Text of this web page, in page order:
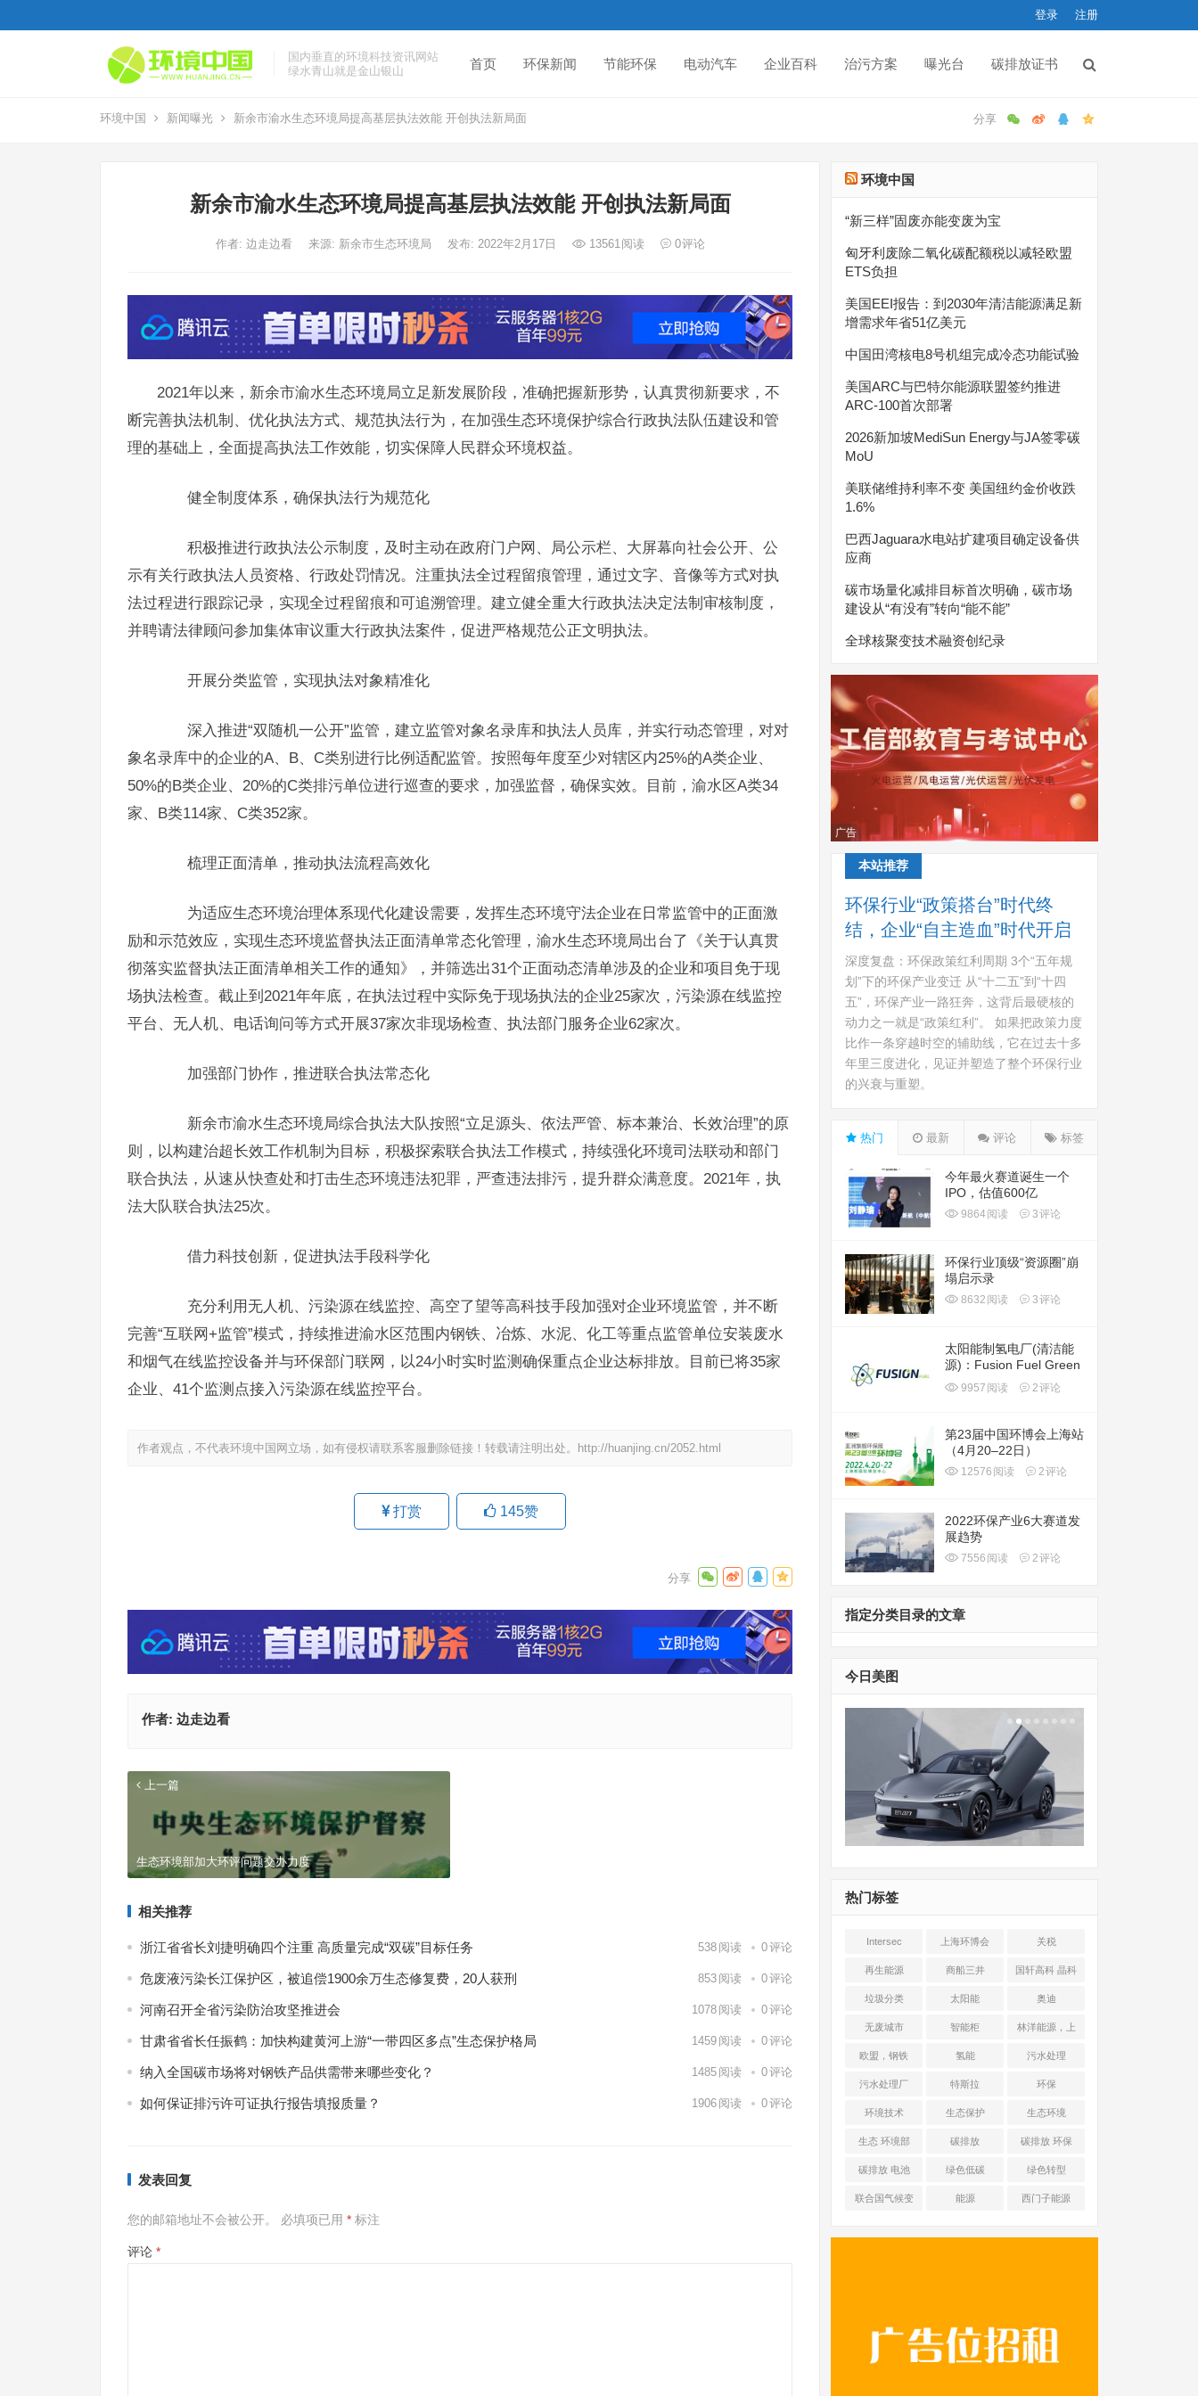
登录 注册
国内垂直的环境科技资讯网站
绿水青山就是金山银山
首页 环保新闻 节能环保 电动汽车 企业百科 治污方案 曝光台 碳排放证书
环境中国 新闻曝光 新余市渝水生态环境局提高基层执法效能 开创执法新局面
新余市渝水生态环境局提高基层执法效能 开创执法新局面
作者: 边走边看 来源: 新余市生态环境局 发布: 2022年2月17日 13561阅读 0评论
2021年以来，新余市渝水生态环境局立足新发展阶段，准确把握新形势，认真贯彻新要求，不
断完善执法机制、优化执法方式、规范执法行为，在加强生态环境保护综合行政执法队伍建设和管
理的基础上，全面提高执法工作效能，切实保障人民群众环境权益。
健全制度体系，确保执法行为规范化
积极推进行政执法公示制度，及时主动在政府门户网、局公示栏、大屏幕向社会公开、公
示有关行政执法人员资格、行政处罚情况。注重执法全过程留痕管理，通过文字、音像等方式对执
法过程进行跟踪记录，实现全过程留痕和可追溯管理。建立健全重大行政执法决定法制审核制度，
并聘请法律顾问参加集体审议重大行政执法案件，促进严格规范公正文明执法。
开展分类监管，实现执法对象精准化
深入推进“双随机一公开”监管，建立监管对象名录库和执法人员库，并实行动态管理，对对
象名录库中的企业的A、B、C类别进行比例适配监管。按照每年度至少对辖区内25%的A类企业、
50%的B类企业、20%的C类排污单位进行巡查的要求，加强监督，确保实效。目前，渝水区A类34
家、B类114家、C类352家。
梳理正面清单，推动执法流程高效化
为适应生态环境治理体系现代化建设需要，发挥生态环境守法企业在日常监管中的正面激
励和示范效应，实现生态环境监督执法正面清单常态化管理，渝水生态环境局出台了《关于认真贯
彻落实监督执法正面清单相关工作的通知》，并筛选出31个正面动态清单涉及的企业和项目免于现
场执法检查。截止到2021年年底，在执法过程中实际免于现场执法的企业25家次，污染源在线监控
平台、无人机、电话询问等方式开展37家次非现场检查、执法部门服务企业62家次。
加强部门协作，推进联合执法常态化
新余市渝水生态环境局综合执法大队按照“立足源头、依法严管、标本兼治、长效治理”的原
则，以构建治超长效工作机制为目标，积极探索联合执法工作模式，持续强化环境司法联动和部门
联合执法，从速从快查处和打击生态环境违法犯罪，严查违法排污，提升群众满意度。2021年，执
法大队联合执法25次。
借力科技创新，促进执法手段科学化
充分利用无人机、污染源在线监控、高空了望等高科技手段加强对企业环境监管，并不断
完善“互联网+监管”模式，持续推进渝水区范围内钢铁、冶炼、水泥、化工等重点监管单位安装废水
和烟气在线监控设备并与环保部门联网，以24小时实时监测确保重点企业达标排放。目前已将35家
企业、41个监测点接入污染源在线监控平台。
作者观点，不代表环境中国网立场，如有侵权请联系客服删除链接！转载请注明出处。 http://huanjing.cn/2052.html
打赏 145赞
作者: 边走边看
上一篇
生态环境部加大环评问题交办力度
相关推荐
浙江省省长刘捷明确四个注重 高质量完成“双碳”目标任务 538 阅读 0评论
危废液污染长江保护区，被追偿1900余万生态修复费，20人获刑 853 阅读 0评论
河南召开全省污染防治攻坚推进会 1078 阅读 0评论
甘肃省省长任振鹤：加快构建黄河上游“一带四区多点”生态保护格局 1459 阅读 0评论
纳入全国碳市场将对钢铁产品供需带来哪些变化？ 1485 阅读 0评论
如何保证排污许可证执行报告填报质量？ 1906 阅读 0评论
发表回复
您的邮箱地址不会被公开。 必填项已用 * 标注
评论 *
环境中国
“新三样”固废亦能变废为宝
匈牙利废除二氧化碳配额税以减轻欧盟
ETS负担
美国EEI报告：到2030年清洁能源满足新
增需求年省51亿美元
中国田湾核电8号机组完成冷态功能试验
美国ARC与巴特尔能源联盟签约推进
ARC-100首次部署
2026新加坡MediSun Energy与JA签零碳
MoU
美联储维持利率不变 美国纽约金价收跌
1.6%
巴西Jaguara水电站扩建项目确定设备供
应商
碳市场量化减排目标首次明确，碳市场
建设从“有没有”转向“能不能”
全球核聚变技术融资创纪录
广告
本站推荐
环保行业“政策搭台”时代终
结，企业“自主造血”时代开启
深度复盘：环保政策红利周期 3个“五年规
划”下的环保产业变迁 从“十二五”到“十四
五”，环保产业一路狂奔，这背后最硬核的
动力之一就是“政策红利”。 如果把政策力度
比作一条穿越时空的辅助线，它在过去十多
年里三度进化，见证并塑造了整个环保行业
的兴衰与重塑。
热门 最新 评论 标签
今年最火赛道诞生一个
IPO，估值600亿
9864 阅读 3评论
环保行业顶级“资源圈”崩
塌启示录
8632 阅读 3评论
太阳能制氢电厂(清洁能
源)：Fusion Fuel Green
plc(HTOO)
9957 阅读 2评论
第23届中国环博会上海站
（4月20–22日）
12576 阅读 2评论
2022环保产业6大赛道发
展趋势
7556 阅读 2评论
指定分类目录的文章
今日美图
7月9日 上海合作组织国家绿色发展论坛开幕
式现场
热门标签
Intersec
Shanghai
上海环博会 关税
再生能源 商船三井 国轩高科 晶科
能源 光伏+储能
垃圾分类 太阳能 奥迪
无废城市 智能柜 林洋能源，上
海舜华新能源
欧盟，钢铁 氢能 污水处理
污水处理厂 特斯拉 环保
环境技术 生态保护 生态环境
生态 环境部 碳排放 碳排放 环保
碳排放 电池 绿色低碳 绿色转型
联合国气候变 能源 西门子能源